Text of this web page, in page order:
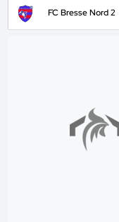
FC Bresse Nord 2